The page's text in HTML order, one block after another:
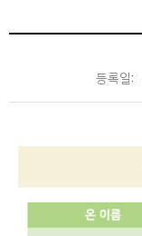
등록일: